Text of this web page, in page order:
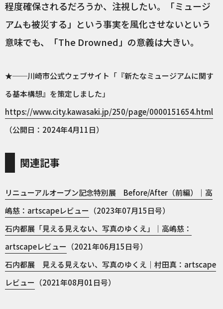
程度確保されるだろうか、注視したい。「ミュージ
アムも被災する」という事実を風化させないという
意味でも、「The Drowned」の意義は大きい。
★──川崎市公式ウェブサイト「『新たなミュージアムに関す
る基本構想』を策定しました」
https://www.city.kawasaki.jp/250/page/0000151654.html
（公開日：2024年4月11日）
関連記事
リニューアルオープン記念特別展 Before/After（前編）｜高
嶋慈：artscapeレビュー （2023年07月15日号）
石内都展「見える見えない、写真のゆくえ」｜高嶋慈：
artscapeレビュー （2021年06月15日号）
石内都展 見える見えない、写真のゆくえ｜村田真：artscape
レビュー （2021年08月01日号）